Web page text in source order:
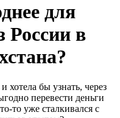
для
России в
хотела бы узнать, через
перевести деньги
то уже сталкивался с